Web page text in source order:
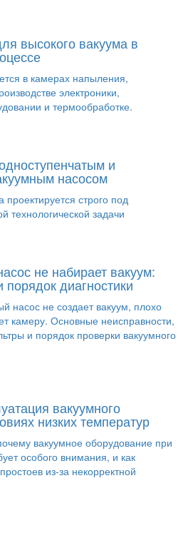
высокого вакуума в
в камерах напыления,
электроники,
и термообработке.
и
насосом
строго под
технологической задачи
не набирает вакуум:
диагностики
насос не создает вакуум, плохо
камеру. Основные неисправности,
и порядок проверки вакуумного
вакуумного
низких температур
вакуумное оборудование при
особого внимания, и как
из-за некорректной